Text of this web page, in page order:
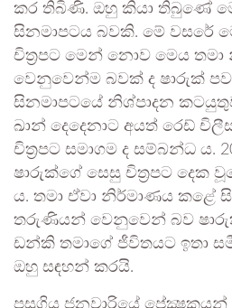
කර තිබිණි. ඔහු කියා තිබුණේ
සිනමාපටය බවකි. මේ වසරේ
චිත්‍රපට මෙන් නොව මෙය තමා
වෙනුවෙන්ම බවක් ද ෂාරුක්
සිනමාපටයේ නිශ්පාදන
ඛාන් දෙදෙනාට අයත් රෙඩ්
චිත්‍රපට සමාගම ද සම්බන්ධ ය.
ෂාරුක්ගේ සෙසු චිත්‍රපට දෙක
ය. තමා ඒවා නිර්මාණය
තරුණියන් වෙනුවෙන් බව
ඩන්කි තමාගේ ජීවිතයට ඉතා
ඔහු සඳහන් කරයි.
පසුගිය ජනවාරියේ